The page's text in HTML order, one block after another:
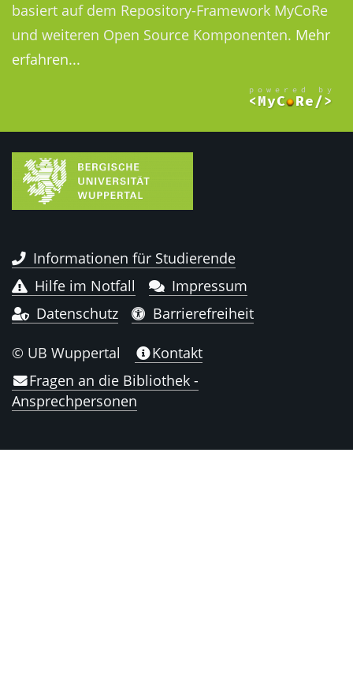
basiert auf dem Repository-Framework MyCoRe
und weiteren Open Source Komponenten. Mehr
erfahren...
Informationen für Studierende
Hilfe im Notfall
Impressum
Datenschutz
Barrierefreiheit
© UB Wuppertal
Kontakt
Fragen an die Bibliothek -
Ansprechpersonen